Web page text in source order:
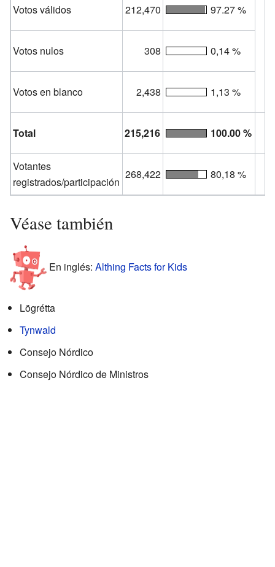
Votos válidos 212,470 97.27 %
Votos nulos 308 0,14 %
Votos en blanco 2,438 1,13 %
Total 215,216 100.00 %
Votantes
registrados/participación
268,422 80,18 %
Véase también
En inglés: Althing Facts for Kids
Lögrétta
Tynwald
Consejo Nórdico
Consejo Nórdico de Ministros